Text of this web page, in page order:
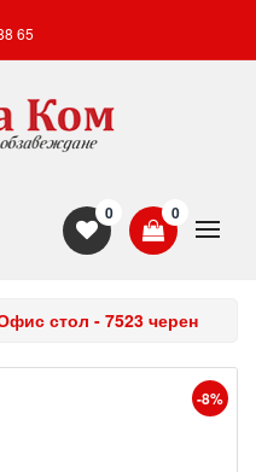
65
0
0
стол - 7523 черен
-8%